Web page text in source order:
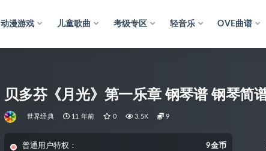
动漫游戏 儿童歌曲 考级专区 轻音乐 OVE曲谱
贝多芬《月光》第一乐章 钢琴谱 钢琴简
世界经典 11 年前 0 3.5K 9
普通用户特权： 9金币